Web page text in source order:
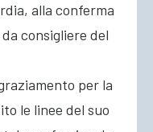
alla conferma
consigliere del
per la
le linee del suo